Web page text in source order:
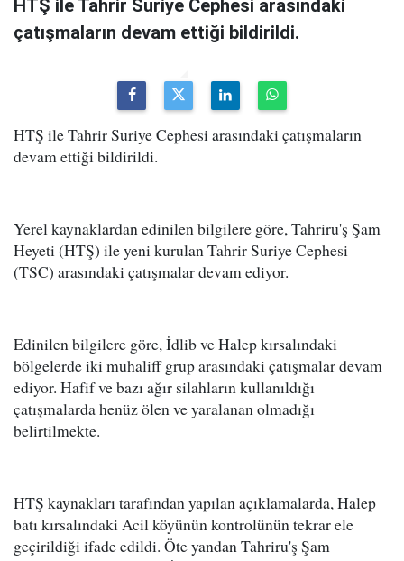
HTŞ ile Tahrir Suriye Cephesi arasındaki
çatışmaların devam ettiği bildirildi.
HTŞ ile Tahrir Suriye Cephesi arasındaki çatışmaların
devam ettiği bildirildi.
Yerel kaynaklardan edinilen bilgilere göre, Tahriru'ş Şam
Heyeti (HTŞ) ile yeni kurulan Tahrir Suriye Cephesi
(TSC) arasındaki çatışmalar devam ediyor.
Edinilen bilgilere göre, İdlib ve Halep kırsalındaki
bölgelerde iki muhaliff grup arasındaki çatışmalar devam
ediyor. Hafif ve bazı ağır silahların kullanıldığı
çatışmalarda henüz ölen ve yaralanan olmadığı
belirtilmekte.
HTŞ kaynakları tarafından yapılan açıklamalarda, Halep
batı kırsalındaki Acil köyünün kontrolünün tekrar ele
geçirildiği ifade edildi. Öte yandan Tahriru'ş Şam